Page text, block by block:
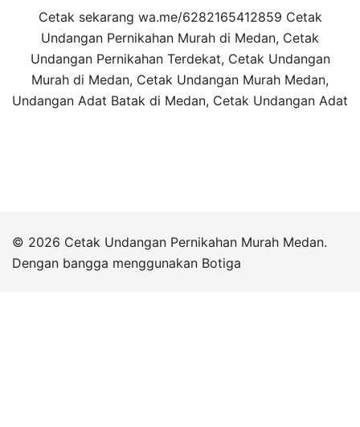
Cetak sekarang wa.me/6282165412859 Cetak
Undangan Pernikahan Murah di Medan, Cetak
Undangan Pernikahan Terdekat, Cetak Undangan
Murah di Medan, Cetak Undangan Murah Medan,
Undangan Adat Batak di Medan, Cetak Undangan Adat
© 2026 Cetak Undangan Pernikahan Murah Medan.
Dengan bangga menggunakan Botiga